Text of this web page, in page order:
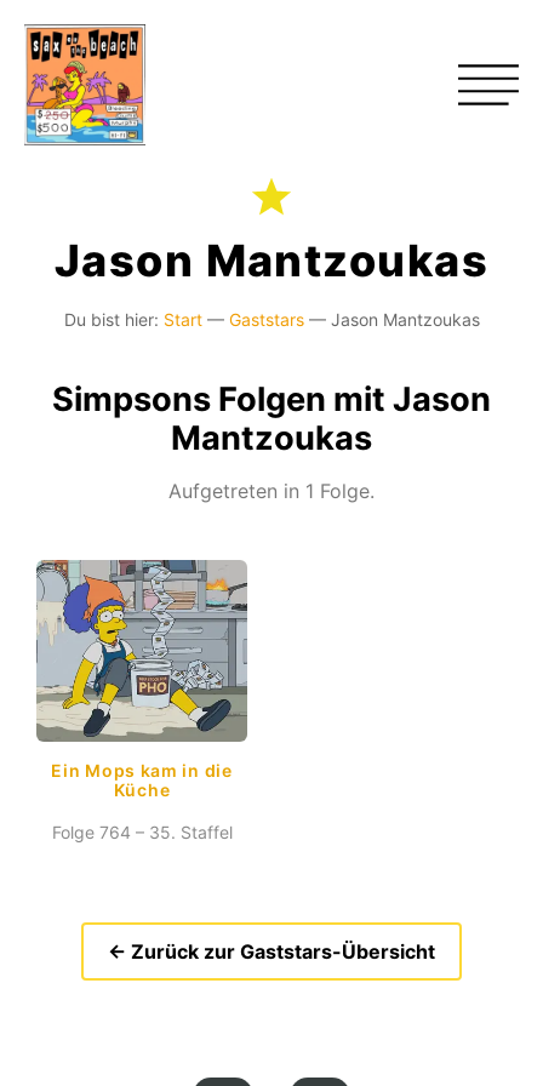
Jason Mantzoukas
Du bist hier: Start— Gaststars— Jason Mantzoukas
Simpsons Folgen mit Jason
Mantzoukas
Aufgetreten in 1 Folge.
Ein Mops kam in die
Küche
Folge 764 – 35. Staffel
← Zurück zur Gaststars-Übersicht